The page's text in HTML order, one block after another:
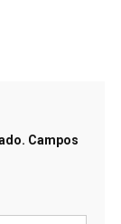
Campos